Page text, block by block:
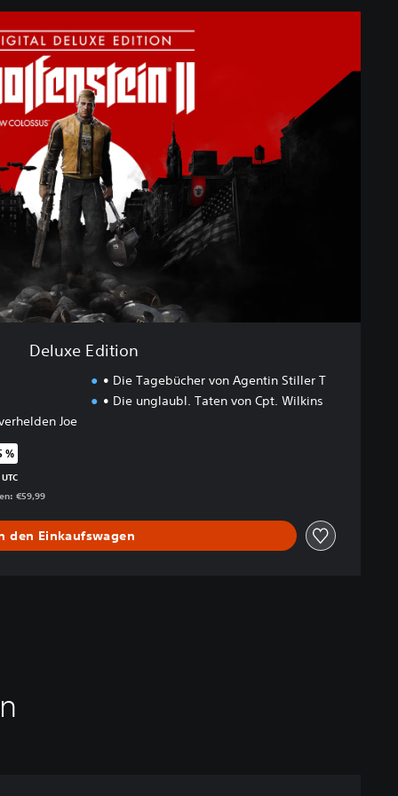
Deluxe Edition
Joe
• Die Tagebücher von Agentin Stiller T
• Die unglaubl. Taten von Cpt. Wilkins
dem Originalpreis von €59,99
%
€59,99
den Einkaufswagen